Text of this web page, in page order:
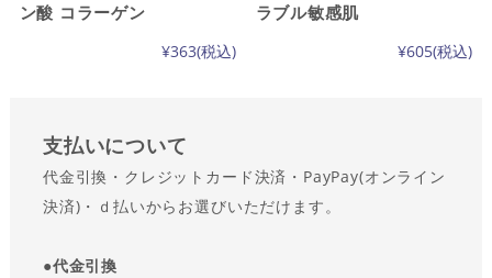
ン酸 コラーゲン
¥363(税込)
ラブル敏感肌
¥605(税込)
支払いについて
代金引換・クレジットカード決済・PayPay(オンライン
決済)・ｄ払いからお選びいただけます。
●代金引換